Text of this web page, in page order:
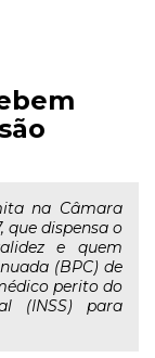
na Câmara
que dispensa o
e quem
(BPC) de
perito do
(INSS) para